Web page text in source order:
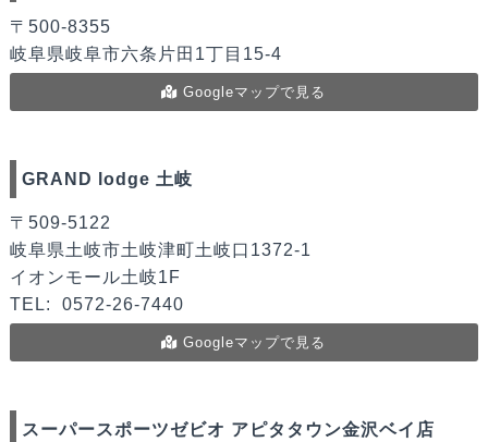
〒500-8355
岐阜県岐阜市六条片田1丁目15-4
Googleマップで見る
GRAND lodge 土岐
〒509-5122
岐阜県土岐市土岐津町土岐口1372-1
イオンモール土岐1F
TEL:
0572-26-7440
Googleマップで見る
スーパースポーツゼビオ アピタタウン金沢ベイ店